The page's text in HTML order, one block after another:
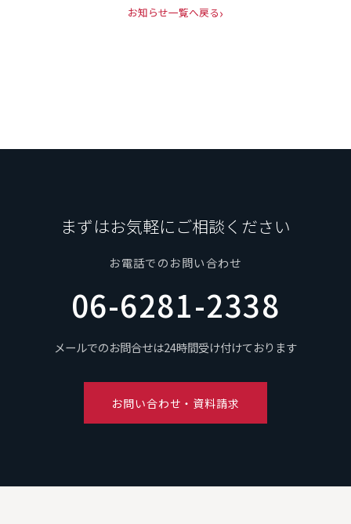
お知らせ一覧へ戻る
まずはお気軽にご相談ください
お電話でのお問い合わせ
06-6281-2338
メールでのお問合せは24時間受け付けております
お問い合わせ・資料請求